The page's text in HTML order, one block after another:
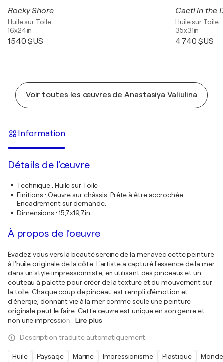
Rocky Shore
Huile sur Toile
16x24in
1 540 $US
Cacti in the
Huile sur Toile
35x31in
4 740 $US
Voir toutes les œuvres de Anastasiya Valiulina
Information
Détails de l'œuvre
Technique: Huile sur Toile
Finitions : Oeuvre sur châssis. Prête à être accrochée.
Encadrement sur demande.
Dimensions : 15,7x19,7in
À propos de l'oeuvre
Évadez-vous vers la beauté sereine de la mer avec cette peinture
à l'huile originale de la côte. L'artiste a capturé l'essence de la mer
dans un style impressionniste, en utilisant des pinceaux et un
couteau à palette pour créer de la texture et du mouvement sur
la toile. Chaque coup de pinceau est rempli d'émotion et
d'énergie, donnant vie à la mer comme seule une peinture
originale peut le faire. Cette œuvre est unique en son genre et
non une impression
Lire plus
Description traduite automatiquement.
Huile Paysage Marine Impressionisme Plastique Monde